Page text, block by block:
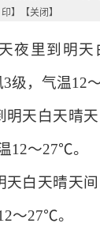
印】【关闭 】
夜里到明天
级，气温12
明天白天晴
12～27℃。
天白天晴天
～27℃。